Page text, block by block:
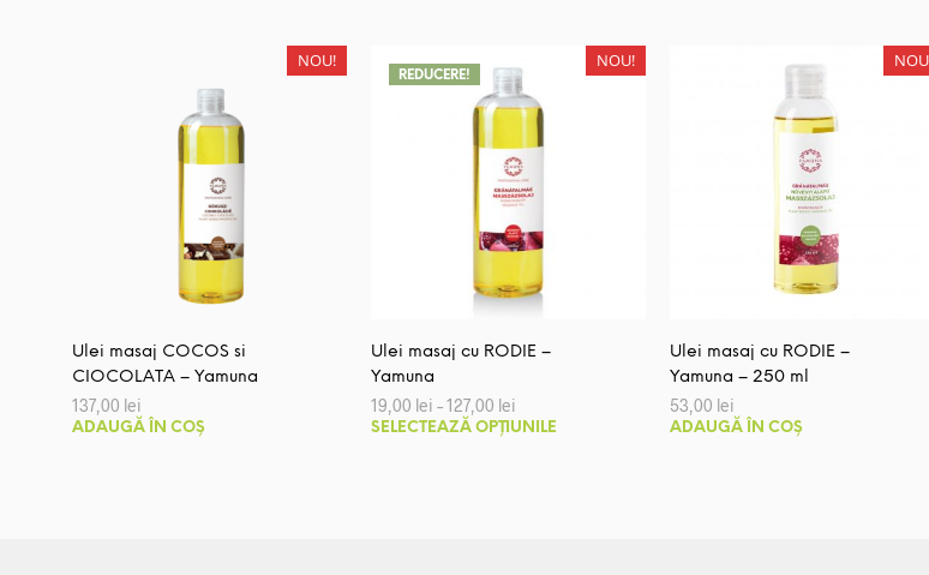
NOU!
Ulei masaj COCOS si
CIOCOLATA – Yamuna
137,00 lei
ADAUGĂ ÎN COȘ
NOU!
REDUCERE!
Ulei masaj cu RODIE –
Yamuna
19,00 lei –127,00 leiInterval
de
prețuri:
SELECTEAZĂ OPȚIUNILEAcest
Ulei masaj cu RODIE –
Yamuna – 250 ml
53,00 lei
ADAUGĂ ÎN COȘ